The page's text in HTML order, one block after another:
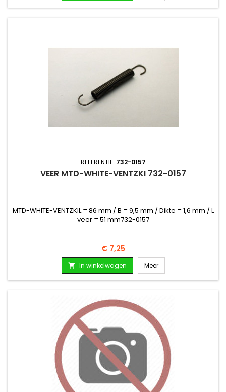
REFERENTIE: 732-0157
VEER MTD-WHITE-VENTZKI 732-0157
MTD-WHITE-VENTZKIL = 86 mm / B = 9,5 mm / Dikte = 1,6 mm / L
veer = 51 mm732-0157
Prijs
€ 7,25
 In winkelwagen Meer